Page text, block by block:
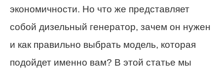
экономичности. Но что же представляет
собой дизельный генератор, зачем он нужен
и как правильно выбрать модель, которая
подойдет именно вам? В этой статье мы